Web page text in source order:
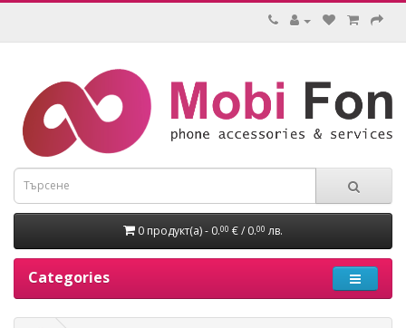
0 продукт(а) - 0.00 € / 0.00 лв.
Categories